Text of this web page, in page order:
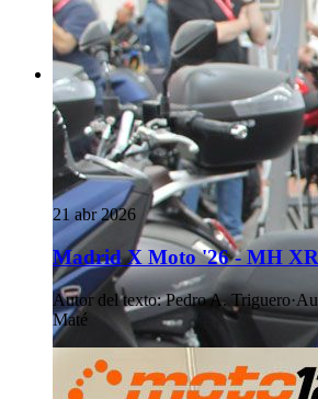
21 abr 2026
Madrid X Moto '26 - MH
Autor del texto: Pedro A. Triguero·
Maté